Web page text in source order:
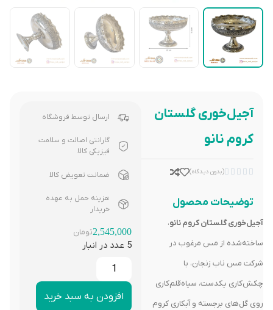
آجیل‌خوری گلستان
کروم نانو




(بدون دیدگاه)
توضیحات محصول
آجیل‌خوری گلستان کروم نانو،
ساخته‌شده از مس مرغوب در
شرکت مس ناب زنجان، با
چکش‌کاری یکدست، سیاه‌قلم‌کاری
روی گل‌های برجسته و آبکاری کروم
ارسال توسط فروشگاه
گارانتی اصالت و سلامت
فیزیکی کالا
ضمانت تعویض کالا
هزینه حمل به عهده
خریدار
2,545,000تومان
5 عدد در انبار
افزودن به سبد خرید